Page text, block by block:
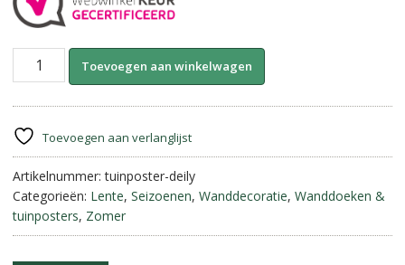
Tuinposter
Oude
-
Deily
||
50
x
70
Toevoegen aan winkelwagen
n
t
v
Toevoegen aan verlanglijst
Artikelnummer:tuinposter-deily
Categorieën: Lente, Seizoenen, Wanddecoratie, Wanddoeken &
tuinposters, Zomer